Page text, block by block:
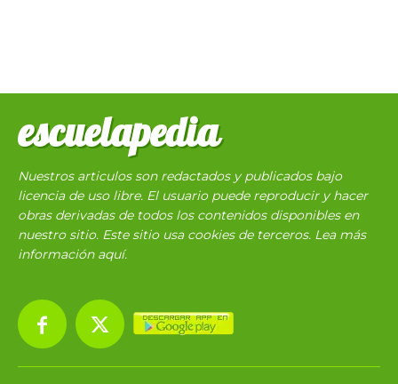
escuelapedia
Nuestros articulos son redactados y publicados bajo
licencia de uso libre. El usuario puede reproducir y hacer
obras derivadas de todos los contenidos disponibles en
nuestro sitio. Este sitio usa cookies de terceros. Lea más
información aquí.